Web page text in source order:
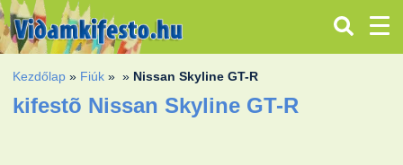
Kezdőlap » Fiúk » » Nissan Skyline GT-R
kifestõ Nissan Skyline GT-R